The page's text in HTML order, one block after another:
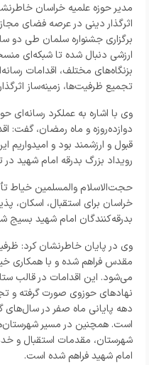
مدیر حوزه علمیه خراسان
اثرگذار دینی در عرصه فضای
برگزاری جشنواره سلمان طی دو
ارزشی دنبال شده تا شبکه‌ای
بزنگاه‌های مختلف، اقدامات
تجمیع ظرفیت‌ها، زمینه‌ساز
وی با اشاره به عملکرد رسانه‌ای
دوازده‌روزه و ماه رمضان، گفت:
قبول و ارزشمند بود و
رویداد بزرگ بدرقه امام شهید
حجت‌الاسلام‌ والمسلمین خیاط
خراسان برای استقبال، اسکان،
بدرقه‌کنندگان امام شهید بسیج
مقدس فراهم شده و با همکاری
می‌شود. این اقدامات در قالب
دهه پایانی ماه صفر در
است. همچنین در مسیر
شهرستان، مقدمات استقبال و
امام شهید فراهم شده است.